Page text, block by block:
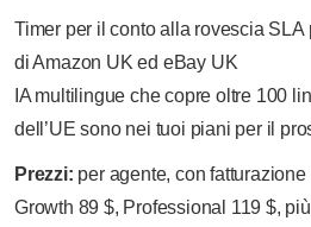
Timer per il conto alla rovescia
di Amazon UK ed eBay UK
IA multilingue che copre oltre 100
dell’UE sono nei tuoi piani per il
Prezzi: per agente, con
Growth 89 $, Professional 119 $,